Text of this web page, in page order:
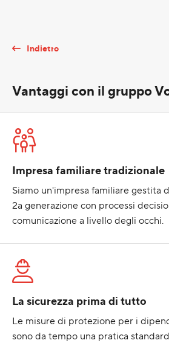
Indietro
Vantaggi con il gruppo
Impresa familiare tradizionale
Siamo un'impresa familiare gestita
2a generazione con processi
comunicazione a livello degli occhi.
La sicurezza prima di tutto
Le misure di protezione per i
sono da tempo una pratica